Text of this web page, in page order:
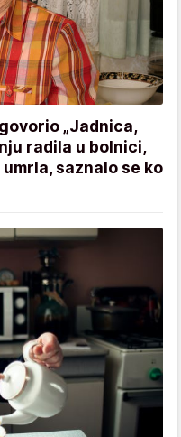
„Jadnica,
radila u bolnici,
saznalo se ko